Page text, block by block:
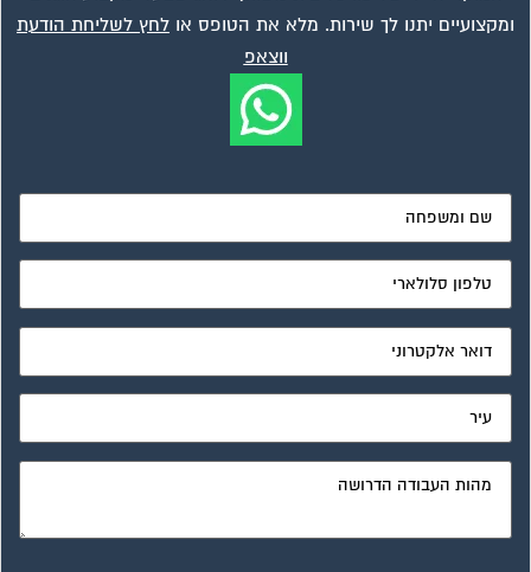
ומקצועיים יתנו לך שירות. מלא את הטופס אולחץ לשליחת הודעת
ווצאפ